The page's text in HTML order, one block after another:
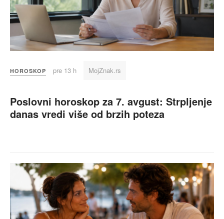
HOROSKOP pre 13 h MojZnak.rs
Poslovni horoskop za 7. avgust: Strpljenje
danas vredi više od brzih poteza